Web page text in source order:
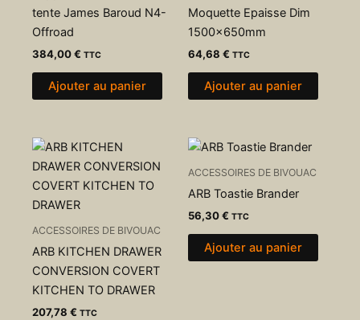
tente James Baroud N4-
Offroad
384,00€ TTC
Ajouter au panier
Moquette Epaisse Dim
1500x650mm
64,68 € TTC
Ajouter au panier
ACCESSOIRES DE BIVOUAC
ARB KITCHEN DRAWER
CONVERSION COVERT
KITCHEN TO DRAWER
207,78 € TTC
ACCESSOIRES DE BIVOUAC
ARB Toastie Brander
56,30€ TTC
Ajouter au panier